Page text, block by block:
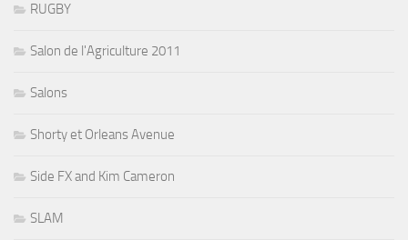
RUGBY
Salon de l'Agriculture 2011
Salons
Shorty et Orleans Avenue
Side FX and Kim Cameron
SLAM